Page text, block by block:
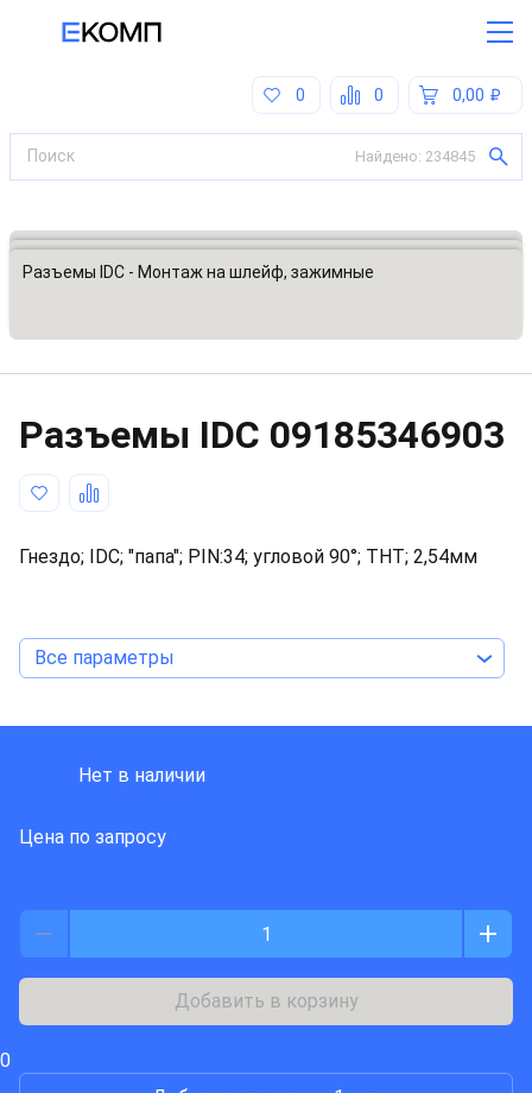
0,00
0
0
Найдено: 234845
Все категории
Разъемы, соединители
Разъемы IDC - Монтаж на шлейф, зажимные
Разъeмы IDC 09185346903
Гнездо; IDC; "папа"; PIN:34; угловой 90°; THT; 2,54мм
Все параметры
Нет в наличии
Цена по запросу
Добавить в корзину
0